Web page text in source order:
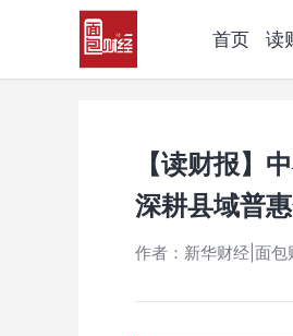
首页 读
【读财报】
深耕县域普
作者：新华财经|面包